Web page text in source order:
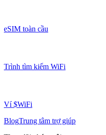
eSIM toàn cầu
Trình tìm kiếm WiFi
Ví $WiFi
BlogTrung tâm trợ giúp